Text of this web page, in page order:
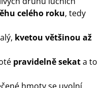
celého roku, tedy
kvetou většinou až
pravidelně sekata to
hmoty se uvolní